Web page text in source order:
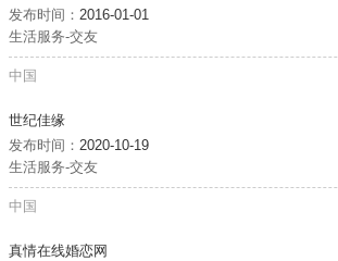
发布时间： 2016-01-01
生活服务-交友
中国
世纪佳缘
发布时间： 2020-10-19
生活服务-交友
中国
真情在线婚恋网